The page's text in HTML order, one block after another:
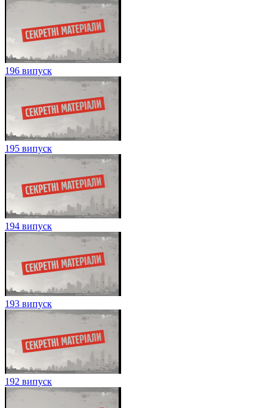
196 випуск
195 випуск
194 випуск
193 випуск
192 випуск